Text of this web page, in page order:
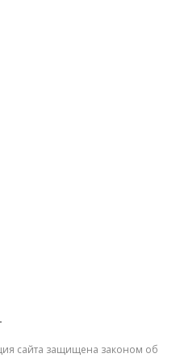
сайта защищена законом об